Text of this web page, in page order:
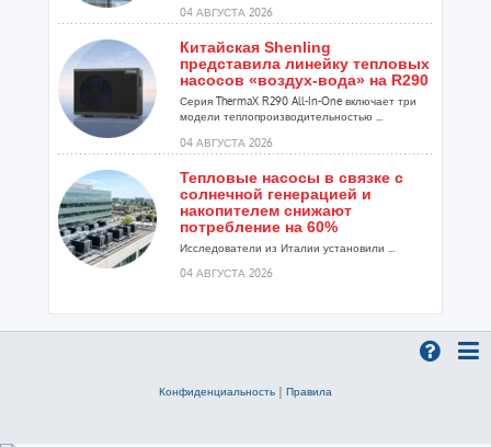
04 АВГУСТА 2026
Китайская Shenling
представила линейку тепловых
насосов «воздух-вода» на R290
Серия ThermaX R290 All-In-One включает три
модели теплопроизводительностью ...
04 АВГУСТА 2026
Тепловые насосы в связке с
солнечной генерацией и
накопителем снижают
потребление на 60%
Исследователи из Италии установили ...
04 АВГУСТА 2026
Конфиденциальность | Правила